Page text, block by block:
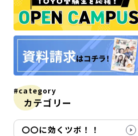
#category
カテゴリー
〇〇に効くツボ！！